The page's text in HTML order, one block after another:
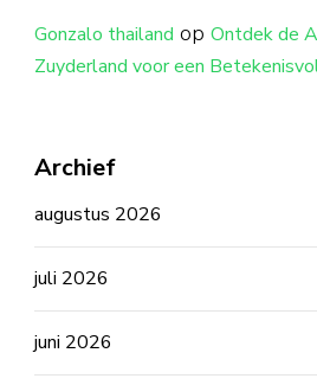
Gonzalo thailand op Ontdek de
Zuyderland voor een
Archief
augustus 2026
juli 2026
juni 2026